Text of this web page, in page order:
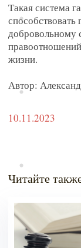
Такая система
добровольному
жизни.
Автор:
10.11.2023
Читайте